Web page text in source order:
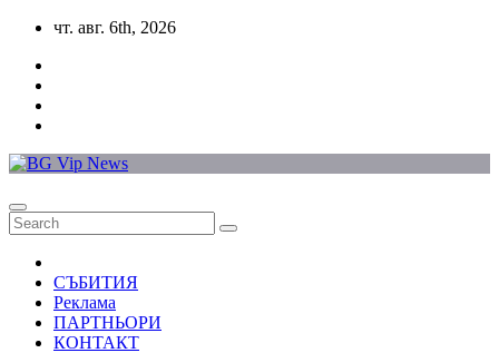
Skip
content
чт. авг. 6th, 2026
СЪБИТИЯ
Реклама
ПАРТНЬОРИ
КОНТАКТ